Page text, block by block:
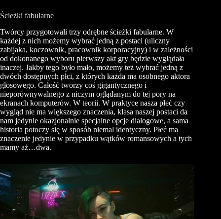
Ścieżki fabularne
Twórcy przygotowali trzy odrębne ścieżki fabularne. W
każdej z nich możemy wybrać jedną z postaci (uliczny
zabijaka, koczownik, pracownik korporacyjny) i w zależności
od dokonanego wyboru pierwszy akt gry będzie wyglądała
inaczej. Jakby tego było mało, możemy też wybrać jedną z
dwóch dostępnych płci, z których każda ma osobnego aktora
głosowego. Całość tworzy coś gigantycznego i
nieporównywalnego z niczym oglądanym do tej pory na
ekranach komputerów. W teorii. W praktyce nasza płeć czy
wygląd nie ma większego znaczenia, klasa naszej postaci da
nam jedynie okazjonalnie specjalne opcje dialogowe, a sama
historia potoczy się w sposób niemal identyczny. Płeć ma
znaczenie jedynie w przypadku wątków romansowych a tych
mamy aż…dwa.